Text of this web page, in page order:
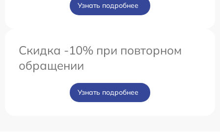
Узнать подробнее
Скидка -10% при повторном
обращении
Узнать подробнее